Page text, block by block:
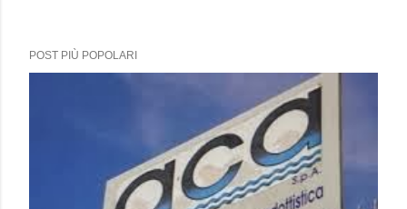
POST PIÙ POPOLARI